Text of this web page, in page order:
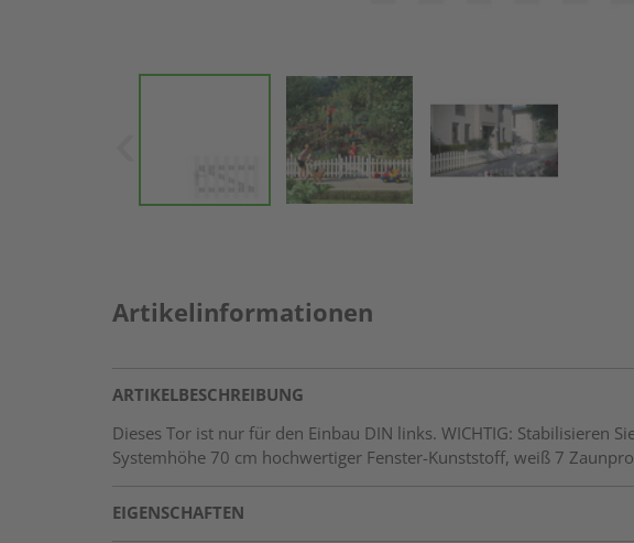
Artikelinformationen
ARTIKELBESCHREIBUNG
Dieses Tor ist nur für den Einbau DIN links. WICHTIG: Stabilisieren
Systemhöhe 70 cm hochwertiger Fenster-Kunststoff, weiß 7
EIGENSCHAFTEN